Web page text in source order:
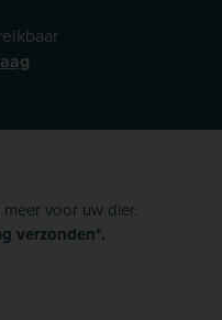
voor uw dier.
verzonden*.